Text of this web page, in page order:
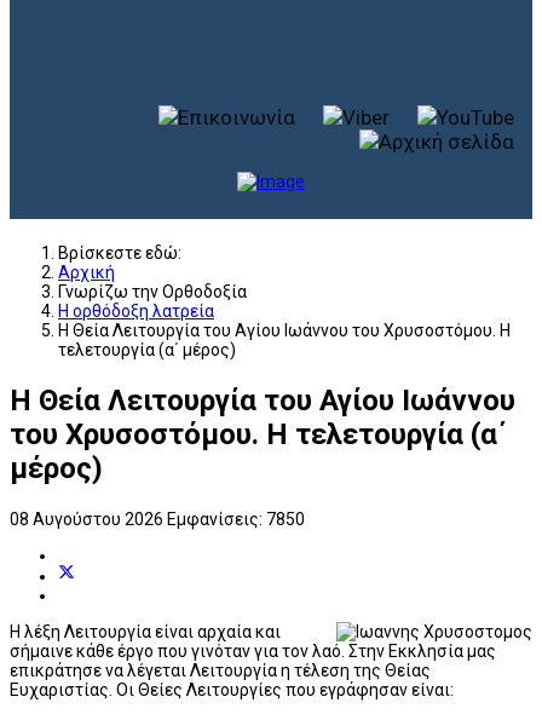
Βρίσκεστε εδώ:
Αρχική
Γνωρίζω την Ορθοδοξία
Η ορθόδοξη λατρεία
Η Θεία Λειτουργία του Αγίου Ιωάννου του Χρυσοστόμου. Η
τελετουργία (α΄ μέρος)
Η Θεία Λειτουργία του Αγίου Ιωάννου
του Χρυσοστόμου. Η τελετουργία (α΄
μέρος)
08 Αυγούστου 2026 Εμφανίσεις: 7850
Η λέξη Λειτουργία είναι αρχαία και
σήμαινε κάθε έργο που γινόταν για τον λαό. Στην Εκκλησία μας
επικράτησε να λέγεται Λειτουργία η τέλεση της Θείας
Ευχαριστίας. Οι Θείες Λειτουργίες που εγράφησαν είναι: